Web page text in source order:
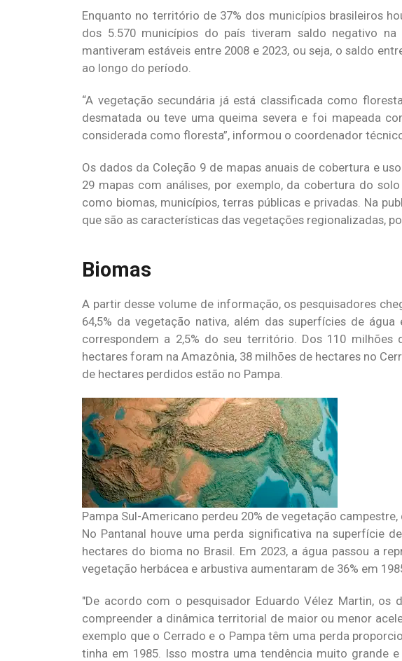
Enquanto no território de 37% dos municípios brasileiros
dos 5.570 municípios do país tiveram saldo negativo
mantiveram estáveis entre 2008 e 2023, ou seja, o saldo
ao longo do período.
“A vegetação secundária já está classificada como
desmatada ou teve uma queima severa e foi mapeada
considerada como floresta”, informou o coordenador
Os dados da Coleção 9 de mapas anuais de cobertura e
29 mapas com análises, por exemplo, da cobertura do
como biomas, municípios, terras públicas e privadas. Na
que são as características das vegetações regionalizadas,
Biomas
A partir desse volume de informação, os pesquisadores
64,5% da vegetação nativa, além das superfícies de
correspondem a 2,5% do seu território. Dos 110
hectares foram na Amazônia, 38 milhões de hectares no
de hectares perdidos estão no Pampa.
Pampa Sul-Americano perdeu 20% de vegetação
No Pantanal houve uma perda significativa na superfície
hectares do bioma no Brasil. Em 2023, a água passou a
vegetação herbácea e arbustiva aumentaram de 36% em
De acordo com o pesquisador Eduardo Vélez Martin, os
compreender a dinâmica territorial de maior ou menor
exemplo que o Cerrado e o Pampa têm uma perda
tinha em 1985. Isso mostra uma tendência muito grande